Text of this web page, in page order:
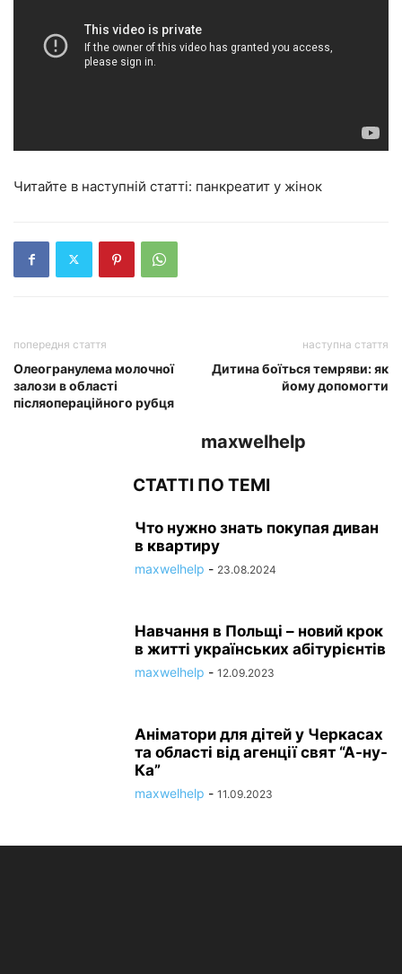
Читайте в наступній статті: панкреатит у жінок
попередня стаття
Олеогранулема молочної
залози в області
післяопераційного рубця
наступна стаття
Дитина боїться темряви: як
йому допомогти
maxwelhelp
СТАТТІ ПО ТЕМІ
Что нужно знать покупая диван
в квартиру
maxwelhelp - 23.08.2024
Навчання в Польщі – новий крок
в житті українських абітурієнтів
maxwelhelp - 12.09.2023
Аніматори для дітей у Черкасах
та області від агенції свят “А-ну-
Ка”
maxwelhelp - 11.09.2023